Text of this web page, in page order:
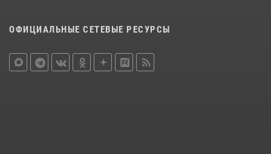
ОФИЦИАЛЬНЫЕ СЕТЕВЫЕ РЕСУРСЫ